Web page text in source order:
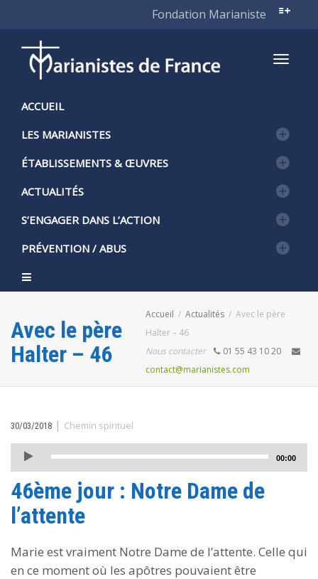
Fondation Marianiste
ACCUEIL
LES MARIANISTES
ÉTABLISSEMENTS & ŒUVRES
ACTUALITÉS
S’ENGAGER DANS L’ACTION
PRÉVENTION / ABUS
Avec le père
Halter – 46
Accueil Actualités
Avec le père
Halter – 46
Nous contacter
01 55 43 10 20
contact@marianistes.com
30/03/2018 | Chemin spirituel
Lecteur
audio
00:00
46ème jour : Notre Dame de
l’attente
Marie est vraiment Notre Dame de l’attente. Celle qui
en ce moment où les apôtres pouvaient être